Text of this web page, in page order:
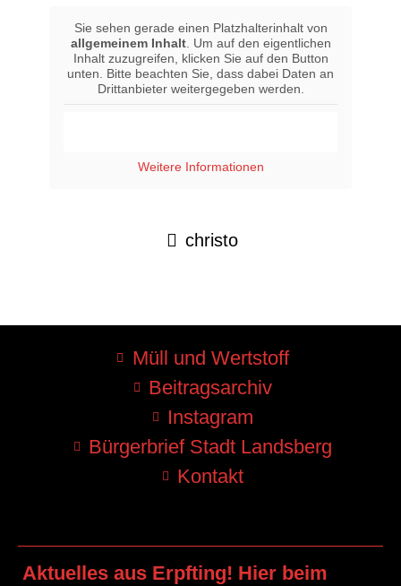
Sie sehen gerade einen Platzhalterinhalt von
allgemeinem Inhalt. Um auf den eigentlichen
Inhalt zuzugreifen, klicken Sie auf den Button
unten. Bitte beachten Sie, dass dabei Daten an
Drittanbieter weitergegeben werden.
Weitere Informationen
christo
Müll und Wertstoff
Beitragsarchiv
Instagram
Bürgerbrief Stadt Landsberg
Kontakt
Aktuelles aus Erpfting! Hier beim